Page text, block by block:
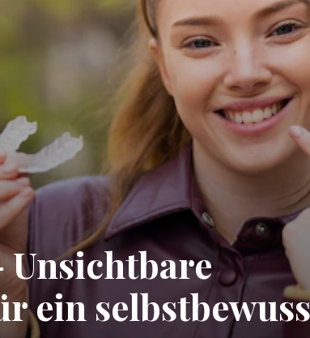
ein